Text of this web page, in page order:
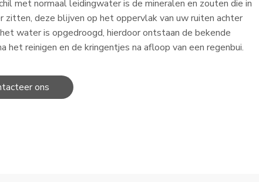
met normaal leidingwater is de mineralen en zouten die in
zitten, deze blijven op het oppervlak van uw ruiten achter
water is opgedroogd, hierdoor ontstaan de bekende
het reinigen en de kringentjes na afloop van een regenbui.
ons